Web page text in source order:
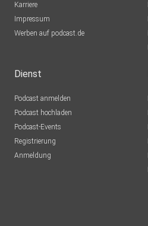
Karriere
Impressum
Werben auf podcast.de
Dienst
Podcast anmelden
Podcast hochladen
Podcast-Events
Registrierung
Anmeldung